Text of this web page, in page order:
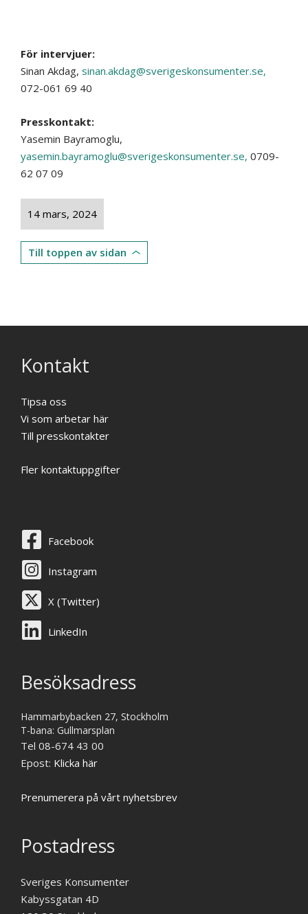
För intervjuer:
Sinan Akdag, sinan.akdag@sverigeskonsumenter.se,
072-061 69 40
Presskontakt:
Yasemin Bayramoglu,
yasemin.bayramoglu@sverigeskonsumenter.se, 0709-
62 07 09
14 mars, 2024
Till toppen av sidan
Kontakt
Tipsa oss
Vi som arbetar här
Till presskontakter
Fler kontaktuppgifter
Facebook
Instagram
X (Twitter)
LinkedIn
Besöksadress
Hammarbybacken 27, Stockholm
T-bana: Gullmarsplan
Tel 08-674 43 00
Epost: Klicka här
Prenumerera på vårt nyhetsbrev
Postadress
Sveriges Konsumenter
Kabyssgatan 4D